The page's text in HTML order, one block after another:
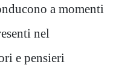
a momenti
nel
e pensieri